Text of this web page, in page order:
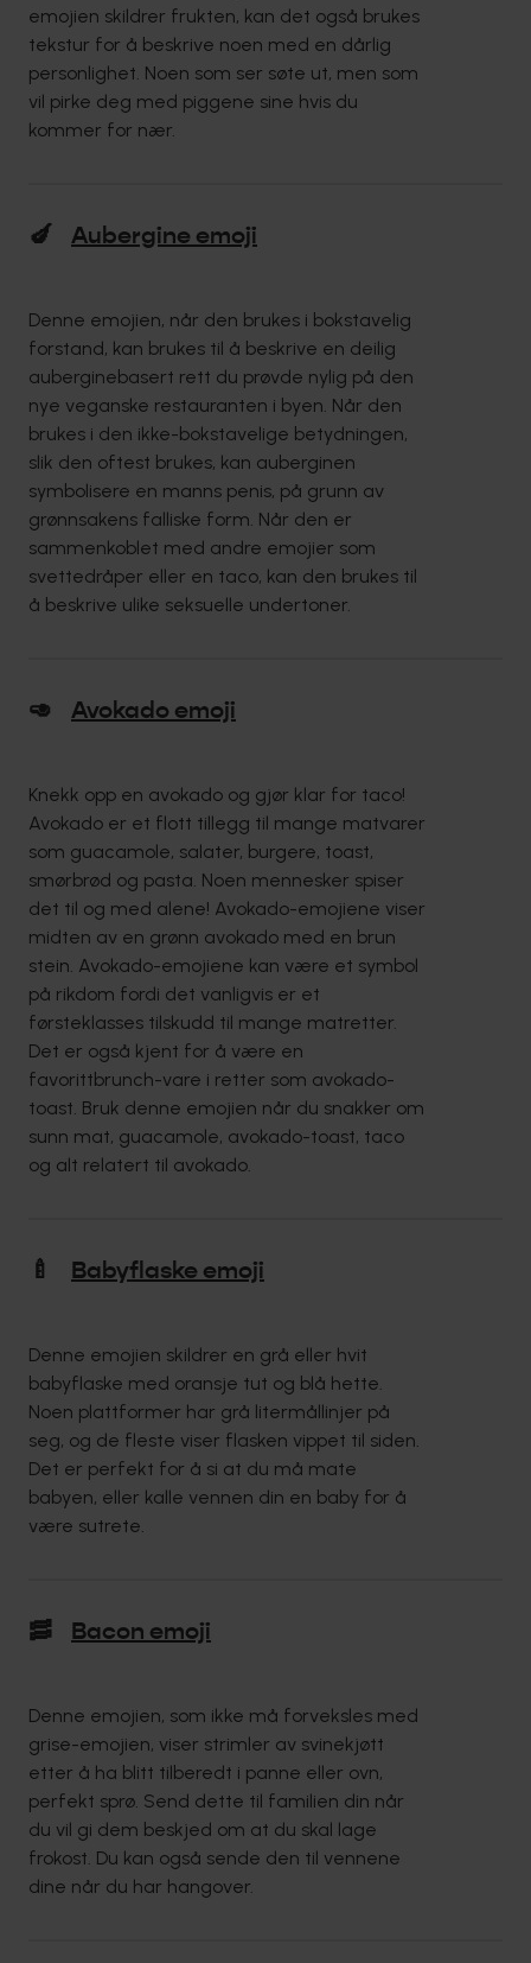
emojien skildrer frukten, kan det også brukes
tekstur for å beskrive noen med en dårlig
personlighet. Noen som ser søte ut, men som
vil pirke deg med piggene sine hvis du
kommer for nær.
🍆 Aubergine emoji
Denne emojien, når den brukes i bokstavelig
forstand, kan brukes til å beskrive en deilig
auberginebasert rett du prøvde nylig på den
nye veganske restauranten i byen. Når den
brukes i den ikke-bokstavelige betydningen,
slik den oftest brukes, kan auberginen
symbolisere en manns penis, på grunn av
grønnsakens falliske form. Når den er
sammenkoblet med andre emojier som
svettedråper eller en taco, kan den brukes til
å beskrive ulike seksuelle undertoner.
🥑 Avokado emoji
Knekk opp en avokado og gjør klar for taco!
Avokado er et flott tillegg til mange matvarer
som guacamole, salater, burgere, toast,
smørbrød og pasta. Noen mennesker spiser
det til og med alene! Avokado-emojiene viser
midten av en grønn avokado med en brun
stein. Avokado-emojiene kan være et symbol
på rikdom fordi det vanligvis er et
førsteklasses tilskudd til mange matretter.
Det er også kjent for å være en
favorittbrunch-vare i retter som avokado-
toast. Bruk denne emojien når du snakker om
sunn mat, guacamole, avokado-toast, taco
og alt relatert til avokado.
🍼 Babyflaske emoji
Denne emojien skildrer en grå eller hvit
babyflaske med oransje tut og blå hette.
Noen plattformer har grå litermållinjer på
seg, og de fleste viser flasken vippet til siden.
Det er perfekt for å si at du må mate
babyen, eller kalle vennen din en baby for å
være sutrete.
🥓 Bacon emoji
Denne emojien, som ikke må forveksles med
grise-emojien, viser strimler av svinekjøtt
etter å ha blitt tilberedt i panne eller ovn,
perfekt sprø. Send dette til familien din når
du vil gi dem beskjed om at du skal lage
frokost. Du kan også sende den til vennene
dine når du har hangover.